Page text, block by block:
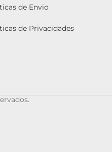
de Envio
de Privacidades